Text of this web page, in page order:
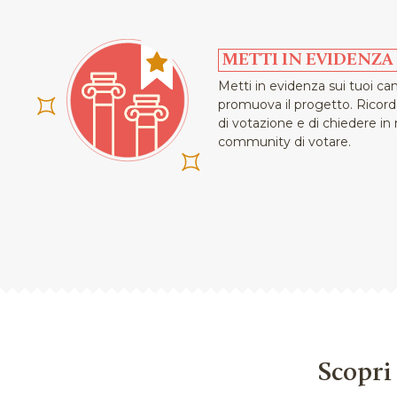
Nel 2015 i Cantieri Teatrali Koreja vengono
Culturali come "Centro di Produzione
l'infanzia e la gioventù", unico in Puglia.
Dal 2017 il teatro ha un comitato scientifico
Savarese e Franco Perrelli.
IL DOPOFESTIVAL DI CUI NON AVEVATE
METTI IN EVIDENZA
Metti in evidenza sui tuoi
promuova il progetto.
di votazione e di chiedere in
community di votare.